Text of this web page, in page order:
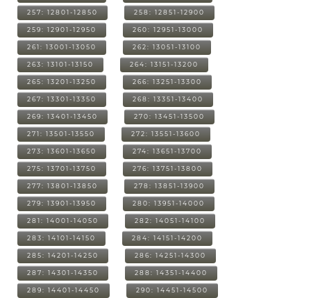
257: 12801-12850 258: 12851-12900
259: 12901-12950 260: 12951-13000
261: 13001-13050 262: 13051-13100
263: 13101-13150 264: 13151-13200
265: 13201-13250 266: 13251-13300
267: 13301-13350 268: 13351-13400
269: 13401-13450 270: 13451-13500
271: 13501-13550 272: 13551-13600
273: 13601-13650 274: 13651-13700
275: 13701-13750 276: 13751-13800
277: 13801-13850 278: 13851-13900
279: 13901-13950 280: 13951-14000
281: 14001-14050 282: 14051-14100
283: 14101-14150 284: 14151-14200
285: 14201-14250 286: 14251-14300
287: 14301-14350 288: 14351-14400
289: 14401-14450 290: 14451-14500